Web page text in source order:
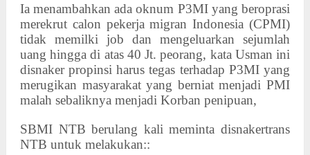
Ia menambahkan ada oknum P3MI yang beroprasi
merekrut calon pekerja migran Indonesia (CPMI)
tidak memilki job dan mengeluarkan sejumlah
uang hingga di atas 40 Jt. peorang, kata Usman ini
disnaker propinsi harus tegas terhadap P3MI yang
merugikan masyarakat yang berniat menjadi PMI
malah sebaliknya menjadi Korban penipuan,
SBMI NTB berulang kali meminta disnakertrans
NTB untuk melakukan::